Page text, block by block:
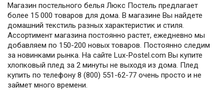
Магазин постельного белья Люкс Постель предлагает
более 15 000 товаров для дома. В магазине Вы найдете
домашний текстиль разных характеристик и стиля.
Ассортимент магазина постоянно растет, ежедневно мы
добавляем по 150-200 новых товаров. Постоянно следим
за новинками рынка. На сайте Lux-Postel.com Вы купите
хлопковый плед за 2 минуты не выходя из дома. Плед
купить по телефону 8 (800) 551-62-77 очень просто и не
займет много времени.